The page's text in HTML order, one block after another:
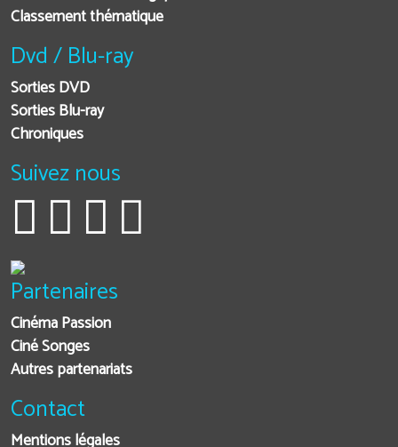
Classement thématique
Dvd / Blu-ray
Sorties DVD
Sorties Blu-ray
Chroniques
Suivez nous
Partenaires
Cinéma Passion
Ciné Songes
Autres partenariats
Contact
Mentions légales